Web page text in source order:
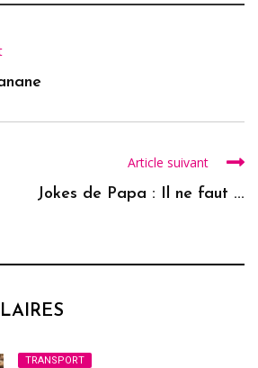
Article suivant
Jokes de Papa : Il ne faut ...
TRANSPORT